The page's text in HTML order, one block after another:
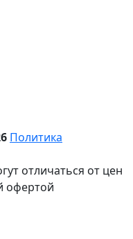
Политика
отличаться от цен
офертой